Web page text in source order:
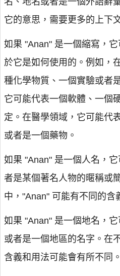
它的意思，需要更多的上下
如果 "Anan" 是一個縮寫，
於它是如何使用的。例如，
種化學物質、一個實驗或者
它可能代表一個軟體、一個
定。在醫學領域，它可能代
或者是一個藥物。
如果 "Anan" 是一個人名，
者是某個著名人物的暱稱或
中，"Anan" 可能有不同的含
如果 "Anan" 是一個地名，
或者是一個地區的名字。在
含義和用法可能會有所不同。